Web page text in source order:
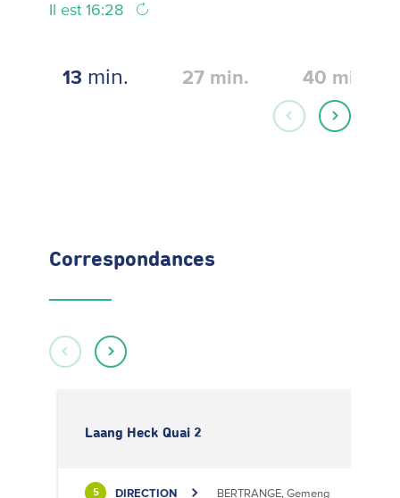
Il est 16:28
13 min. 27 min. 40 min.
Correspondances
Laang Heck Quai 2
5 DIRECTION BERTRANGE, Gemeng